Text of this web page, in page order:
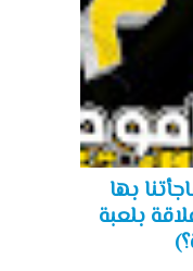
بها
بلعبة